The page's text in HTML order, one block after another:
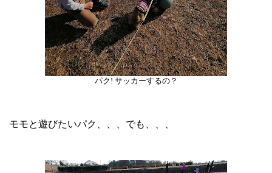
パク! サッカーするの？
モモと遊びたいパク、、、でも、、、